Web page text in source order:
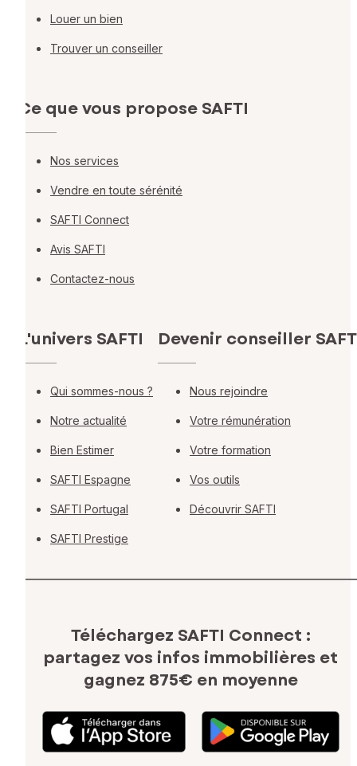
Louer un bien
Trouver un conseiller
Ce que vous propose SAFTI
Nos services
Vendre en toute sérénité
SAFTI Connect
Avis SAFTI
Contactez-nous
L'univers SAFTI
Qui sommes-nous ?
Notre actualité
Bien Estimer
SAFTI Espagne
SAFTI Portugal
SAFTI Prestige
Devenir conseiller
Nous rejoindre
Votre rémunération
Votre formation
Vos outils
Découvrir SAFTI
Téléchargez SAFTI Connect :
partagez vos infos immobilières et
gagnez 875€ en moyenne